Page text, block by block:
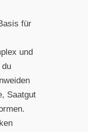
für
und
Saatgut